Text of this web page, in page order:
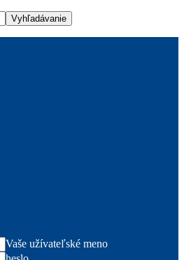
Vaše užívateľské meno